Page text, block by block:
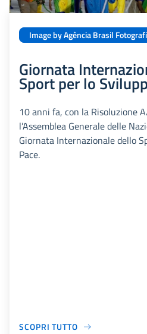
Image by Agência Brasil
Giornata
Sport per lo
10 anni fa, con la Risoluzione
l’Assemblea Generale delle
Giornata Internazionale dello
Pace.
SCOPRI TUTTO